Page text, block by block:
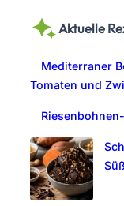
r
Aktuelle
Mediterraner
Tomaten und